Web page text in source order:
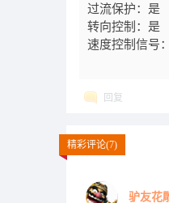
过流保护：是
转向控制：是
速度控制信号
回复
精彩评论(7)
驴友花